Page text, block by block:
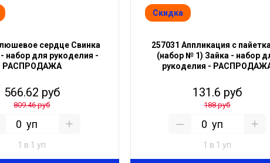
сердце Свинка
набор для рукоделия -
РАСПРОДАЖА
566.62 руб
809.46 руб
уп
1 в 1 уп
Скидка
257031 Аппликация с
(набор № 1) Зайка - набор
рукоделия -
131.6 руб
188 руб
уп
1 в 1 уп